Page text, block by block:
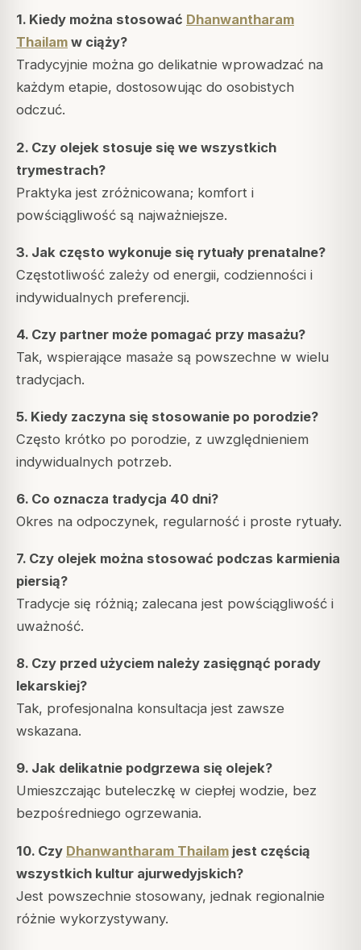
1. Kiedy można stosować Dhanwantharam
Thailam w ciąży?
Tradycyjnie można go delikatnie wprowadzać na
każdym etapie, dostosowując do osobistych
odczuć.
2. Czy olejek stosuje się we wszystkich
trymestrach?
Praktyka jest zróżnicowana; komfort i
powściągliwość są najważniejsze.
3. Jak często wykonuje się rytuały prenatalne?
Częstotliwość zależy od energii, codzienności i
indywidualnych preferencji.
4. Czy partner może pomagać przy masażu?
Tak, wspierające masaże są powszechne w wielu
tradycjach.
5. Kiedy zaczyna się stosowanie po porodzie?
Często krótko po porodzie, z uwzględnieniem
indywidualnych potrzeb.
6. Co oznacza tradycja 40 dni?
Okres na odpoczynek, regularność i proste rytuały.
7. Czy olejek można stosować podczas karmienia
piersią?
Tradycje się różnią; zalecana jest powściągliwość i
uważność.
8. Czy przed użyciem należy zasięgnąć porady
lekarskiej?
Tak, profesjonalna konsultacja jest zawsze
wskazana.
9. Jak delikatnie podgrzewa się olejek?
Umieszczając buteleczkę w ciepłej wodzie, bez
bezpośredniego ogrzewania.
10. Czy Dhanwantharam Thailam jest częścią
wszystkich kultur ajurwedyjskich?
Jest powszechnie stosowany, jednak regionalnie
różnie wykorzystywany.